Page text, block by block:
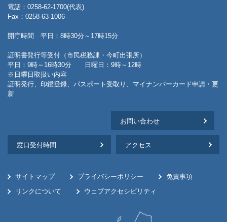
電話：0258-62-1700(代表)
Fax：0258-63-1006
開庁時間 平日：8時30分～17時15分
証明書発行等受付（市民税務課・今町出張所）
平日：9時～16時30分 日曜日：9時～12時
※日曜日取扱い内容
証明発行、印鑑登録、パスポート受取り、マイナンバーカード申請・更
新
お問い合わせ
窓口受付時間 アクセス
サイトマップ プライバシーポリシー
免責事項
リンクについて
ウェブアクセシビリティ